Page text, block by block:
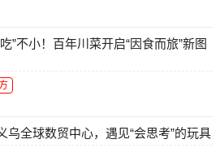
”不小！百年川菜开启“因食而旅”新图
乌全球数贸中心，遇见“会思考”的玩具